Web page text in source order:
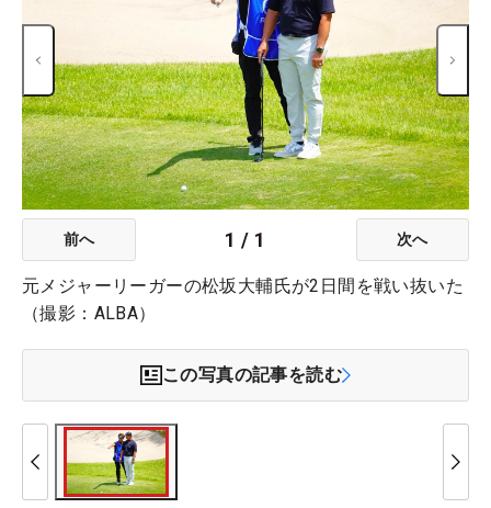
前へ 1 / 1 次へ
元メジャーリーガーの松坂大輔氏が2日間を戦い抜いた
（撮影：ALBA）
この写真の記事を読む